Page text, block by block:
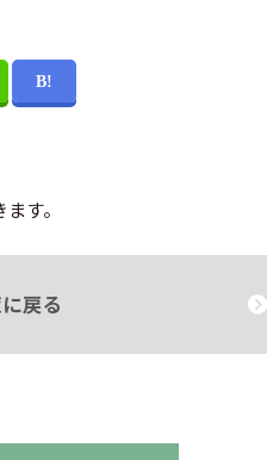
す。
戻る